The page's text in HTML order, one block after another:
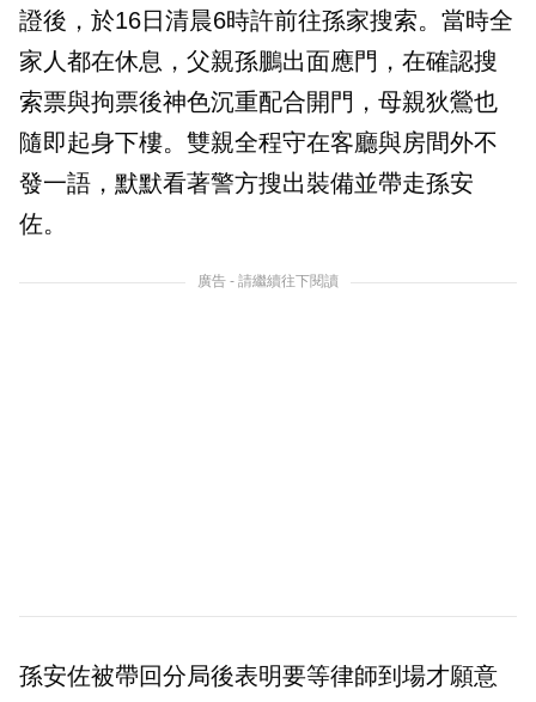
證後，於16日清晨6時許前往孫家搜索。當時全
家人都在休息，父親孫鵬出面應門，在確認搜
索票與拘票後神色沉重配合開門，母親狄鶯也
隨即起身下樓。雙親全程守在客廳與房間外不
發一語，默默看著警方搜出裝備並帶走孫安
佐。
廣告 - 請繼續往下閱讀
孫安佐被帶回分局後表明要等律師到場才願意